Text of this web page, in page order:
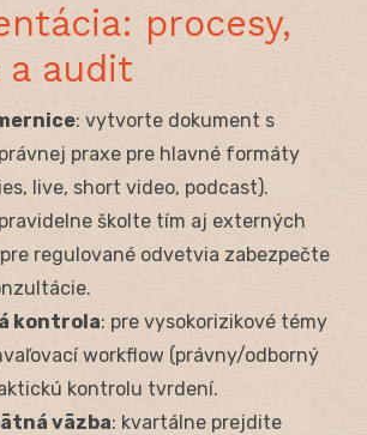
procesy,
a audit
: vytvorte dokument s
praxe pre hlavné formáty
live, short video, podcast).
školte tím aj externých
regulované odvetvia zabezpečte
kontrola: pre vysokorizikové témy
workflow (právny/odborný
kontrolu tvrdení.
väzba: kvartálne prejdite